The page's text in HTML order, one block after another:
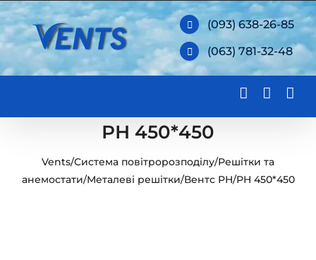
Skip
to
content
(093) 638-26-85
(063) 781-32-48
РН 450*450
Vents/Система повітророзподілу/Решітки та
анемостати/Металеві решітки/Вентс РН/РН 450*450